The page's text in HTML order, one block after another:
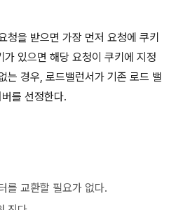
청을 받으면 가장 먼저 요청에 쿠키
있으면 해당 요청이 쿠키에 지정
는 경우, 로드밸런서가 기존 로드 밸
를 선정한다.
를 교환할 필요가 없다.